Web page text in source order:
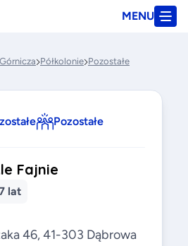
MENU
Półkolonie Pozostałe
Pozostałe
Fajnie
lat
46, 41-303 Dąbrowa